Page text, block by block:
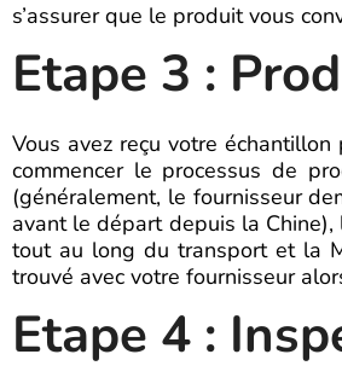
s’assurer que le produit vous
Etape 3 :
Vous avez reçu votre
commencer le processus de
(généralement, le fournisseur
avant le départ depuis la
tout au long du transport et la
trouvé avec votre fournisseur
Etape 4 :